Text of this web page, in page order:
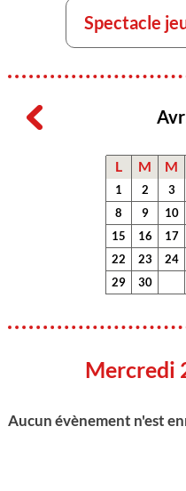
Spectacle
L M M
1 2 3
8
9 10
15
16 17
22
23 24
29
30
Mercredi
Aucun évènement n'est